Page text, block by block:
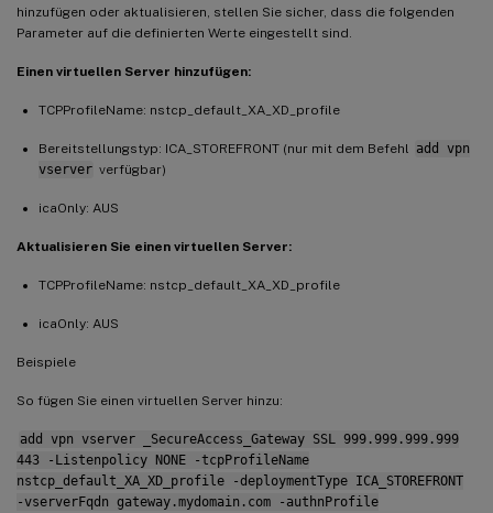
hinzufügen oder aktualisieren, stellen Sie sicher, dass die folgenden
Parameter auf die definierten Werte eingestellt sind.
Einen virtuellen Server hinzufügen:
TCPProfileName: nstcp_default_XA_XD_profile
Bereitstellungstyp: ICA_STOREFRONT (nur mit dem Befehl
add vpn
vserver verfügbar)
icaOnly: AUS
Aktualisieren Sie einen virtuellen Server:
TCPProfileName: nstcp_default_XA_XD_profile
icaOnly: AUS
Beispiele
So fügen Sie einen virtuellen Server hinzu:
add vpn vserver _SecureAccess_Gateway SSL 999.999.999.999
443 -Listenpolicy NONE -tcpProfileName
nstcp_default_XA_XD_profile -deploymentType ICA_STOREFRONT
-vserverFqdn gateway.mydomain.com -authnProfile